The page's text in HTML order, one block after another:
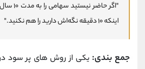
"اگر حاضر نیستید سهامی را به مدت ۱۰سال
اینکه۱۰دقیقه نگه‌اش دارید را هم نکنید."
جمع بندی: یکی از روش های پر سود در